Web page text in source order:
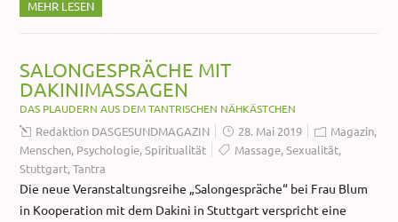
MEHR LESEN
SALONGESPRÄCHE MIT
DAKINIMASSAGEN
DAS PLAUDERN AUS DEM TANTRISCHEN NÄHKÄSTCHEN
Redaktion DASGESUNDMAGAZIN 28. Mai 2019 Magazin,
Menschen, Psychologie,Spiritualität Massage,Sexualität,
Stuttgart,Tantra
Die neue Veranstaltungsreihe „Salongespräche“ bei Frau Blum
in Kooperation mit dem Dakini in Stuttgart verspricht eine